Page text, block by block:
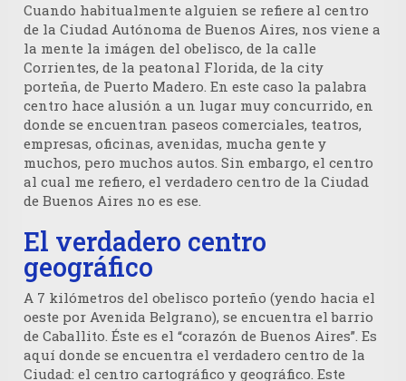
Cuando habitualmente alguien se refiere al centro
de la Ciudad Autónoma de Buenos Aires, nos viene a
la mente la imágen del obelisco, de la calle
Corrientes, de la peatonal Florida, de la city
porteña, de Puerto Madero. En este caso la palabra
centro hace alusión a un lugar muy concurrido, en
donde se encuentran paseos comerciales, teatros,
empresas, oficinas, avenidas, mucha gente y
muchos, pero muchos autos. Sin embargo, el centro
al cual me refiero, el verdadero centro de la Ciudad
de Buenos Aires no es ese.
El verdadero centro
geográfico
A 7 kilómetros del obelisco porteño (yendo hacia el
oeste por Avenida Belgrano), se encuentra el barrio
de Caballito. Éste es el “corazón de Buenos Aires”. Es
aquí donde se encuentra el verdadero centro de la
Ciudad: el centro cartográfico y geográfico. Este